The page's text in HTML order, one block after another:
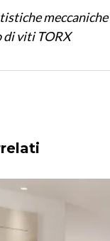
di viti TORX